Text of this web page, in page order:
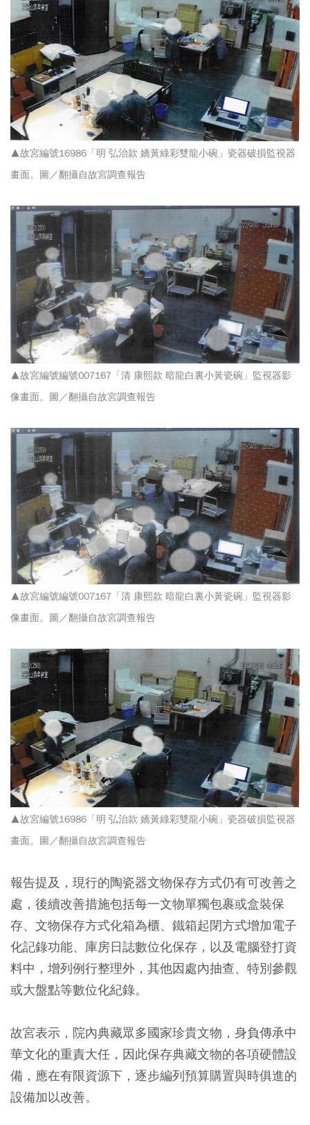
▲故宮編號16986「明 弘治款 嬌黃綠彩雙龍小碗」瓷器破損監視器
畫面。圖／翻攝自故宮調查報告
▲故宮編號編號007167「清 康熙款 暗龍白裏小黃瓷碗」監視器影
像畫面。圖／翻攝自故宮調查報告
▲故宮編號編號007167「清 康熙款 暗龍白裏小黃瓷碗」監視器影
像畫面。圖／翻攝自故宮調查報告
▲故宮編號16986「明 弘治款 嬌黃綠彩雙龍小碗」瓷器破損監視器
畫面。圖／翻攝自故宮調查報告
報告提及，現行的陶瓷器文物保存方式仍有可改善之
處，後續改善措施包括每一文物單獨包裹或盒裝保
存、文物保存方式化箱為櫃、鐵箱起閉方式增加電子
化記錄功能、庫房日誌數位化保存，以及電腦登打資
料中，增列例行整理外，其他因處內抽查、特別參觀
或大盤點等數位化紀錄。
故宮表示，院內典藏眾多國家珍貴文物，身負傳承中
華文化的重責大任，因此保存典藏文物的各項硬體設
備，應在有限資源下，逐步編列預算購置與時俱進的
設備加以改善。